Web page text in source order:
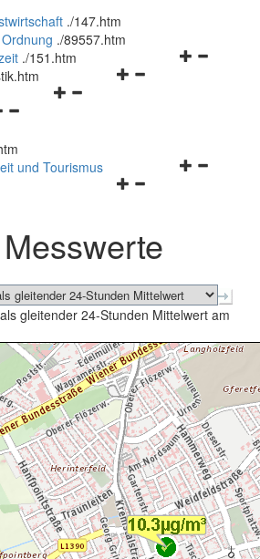
./147.htm
./89557.htm
Navigationsmenü
./151.htm
Navigationsmenü
Navigationsmenü
schließen
und Tourismus
gleitender 24-Stunden Mittelwert am